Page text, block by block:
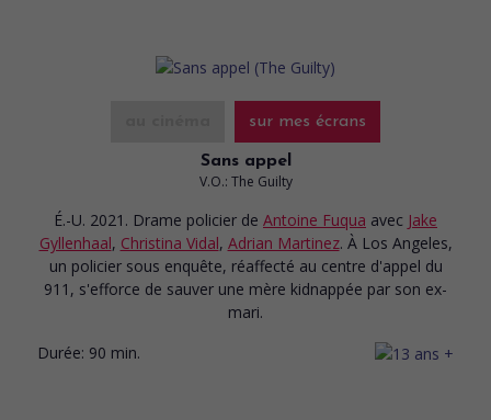
sur mes écrans
Sans appel
V.O.: The Guilty
É.-U. 2021. Drame policier de Antoine Fuqua avec Jake
Gyllenhaal, Christina Vidal, Adrian Martinez. À Los Angeles,
un policier sous enquête, réaffecté au centre d'appel du
911, s'efforce de sauver une mère kidnappée par son ex-
mari.
Durée: 90 min.